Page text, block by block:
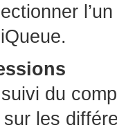
du
les